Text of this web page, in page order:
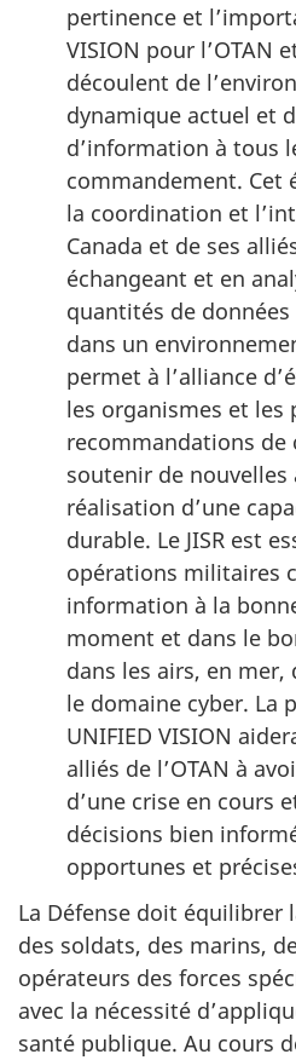
pertinence et
VISION pour l’OTAN
découlent de
dynamique actuel et
d’information à tous
commandement. Cet
la coordination et
Canada et de ses
échangeant et en
quantités de
dans un
permet à l’alliance
les organismes et les
recommandations de
soutenir de
réalisation d’une
durable. Le JISR est
opérations militaires
information à la
moment et dans le
dans les airs, en mer,
le domaine cyber. La
UNIFIED VISION
alliés de l’OTAN à
d’une crise en cours
décisions bien
opportunes et
La Défense doit équilibrer
des soldats, des marins,
opérateurs des forces
avec la nécessité
santé publique. Au cours